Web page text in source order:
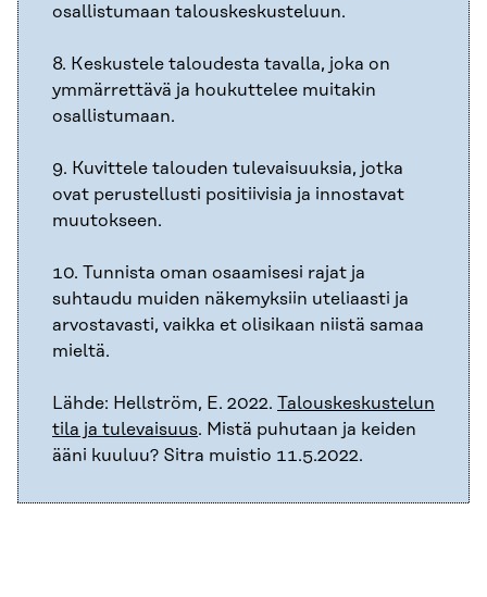
osallistumaan talouskeskusteluun.
8. Keskustele taloudesta tavalla, joka on
ymmärrettävä ja houkuttelee muitakin
osallistumaan.
9. Kuvittele talouden tulevaisuuksia, jotka
ovat perustellusti positiivisia ja innostavat
muutokseen.
10. Tunnista oman osaamisesi rajat ja
suhtaudu muiden näkemyksiin uteliaasti ja
arvostavasti, vaikka et olisikaan niistä samaa
mieltä.
Lähde: Hellström, E. 2022. Talouskeskustelun
tila ja tulevaisuus. Mistä puhutaan ja keiden
ääni kuuluu? Sitra muistio 11.5.2022.